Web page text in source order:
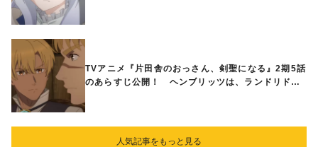
TVアニメ『片田舎のおっさん、剣聖になる』2期5話
のあらすじ公開！ ヘンブリッツは、ランドリドに
人気記事をもっと見る